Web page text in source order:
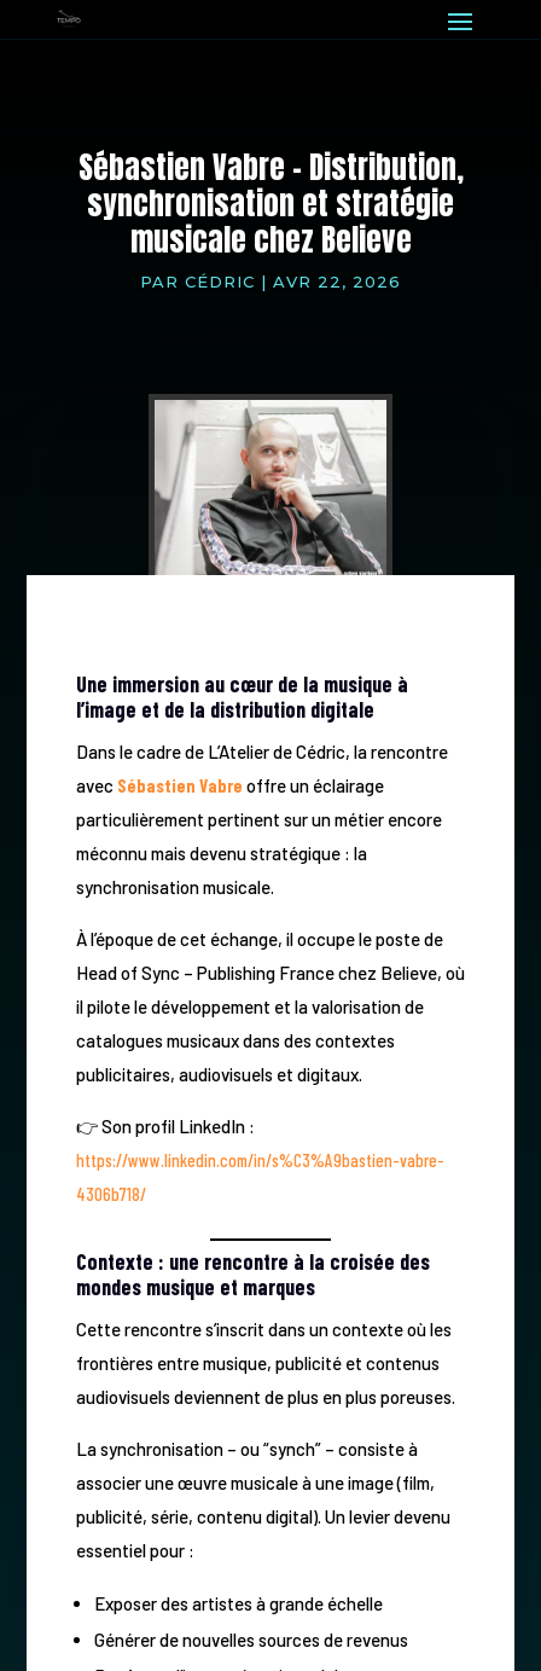
Sébastien Vabre – Distribution,
synchronisation et stratégie
musicale chez Believe
PAR CÉDRIC | AVR 22, 2026
Une immersion au cœur de la musique à
l’image et de la distribution digitale
Dans le cadre de L’Atelier de Cédric, la rencontre
avec Sébastien Vabre offre un éclairage
particulièrement pertinent sur un métier encore
méconnu mais devenu stratégique : la
synchronisation musicale.
À l’époque de cet échange, il occupe le poste de
Head of Sync – Publishing France chez Believe, où
il pilote le développement et la valorisation de
catalogues musicaux dans des contextes
publicitaires, audiovisuels et digitaux.
👉 Son profil LinkedIn :
https://www.linkedin.com/in/s%C3%A9bastien-vabre-
4306b718/
Contexte : une rencontre à la croisée des
mondes musique et marques
Cette rencontre s’inscrit dans un contexte où les
frontières entre musique, publicité et contenus
audiovisuels deviennent de plus en plus poreuses.
La synchronisation – ou “synch” – consiste à
associer une œuvre musicale à une image (film,
publicité, série, contenu digital). Un levier devenu
essentiel pour :
Exposer des artistes à grande échelle
Générer de nouvelles sources de revenus